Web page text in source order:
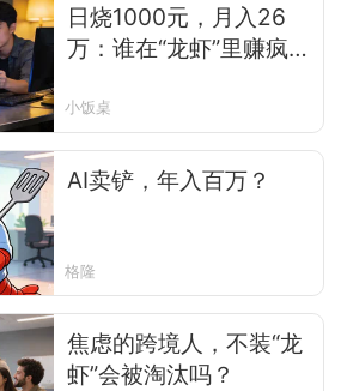
日烧1000元，月入26
万：谁在“龙虾”里赚疯
小饭桌
AI卖铲，年入百万？
格隆
焦虑的跨境人，不装“龙
虾”会被淘汰吗？